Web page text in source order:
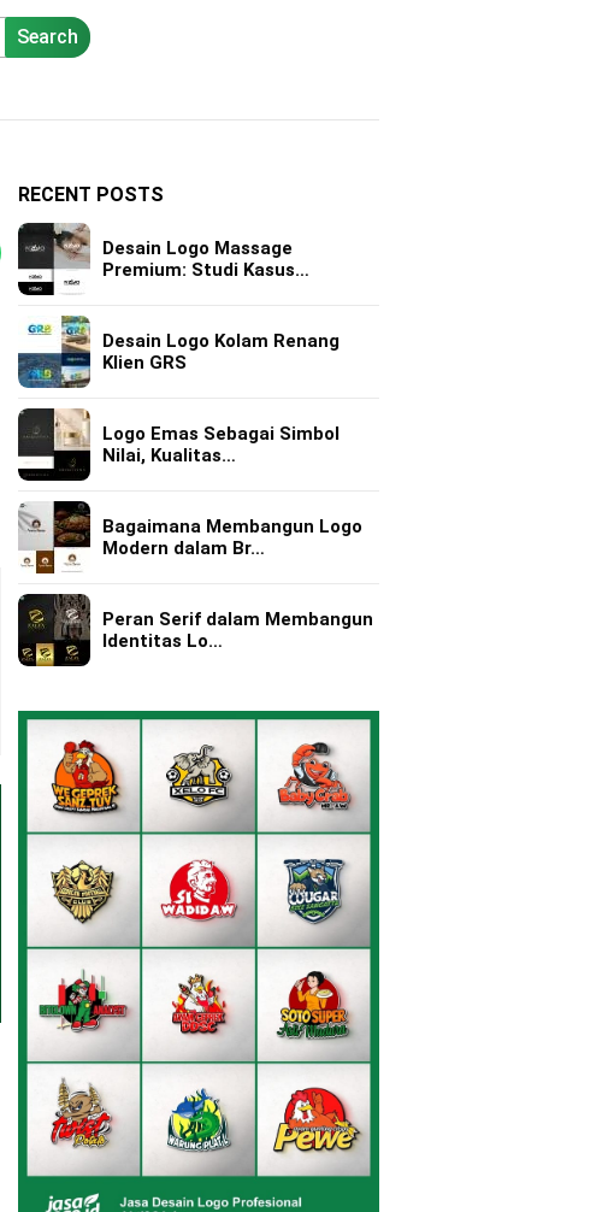
Search
RECENT POSTS
Desain Logo Massage
Premium: Studi Kasus…
Desain Logo Kolam Renang
Klien GRS
Logo Emas Sebagai Simbol
Nilai, Kualitas…
Bagaimana Membangun Logo
Modern dalam Br…
Peran Serif dalam Membangun
Identitas Lo…